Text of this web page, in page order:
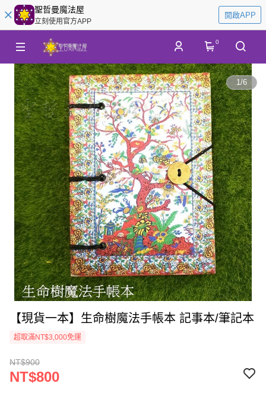
聖哲曼魔法屋
立刻使用官方APP
開啟APP
0
1/6
【現貨一本】生命樹魔法手帳本 記事本/筆記本
超取滿NT$3,000免運
NT$900
NT$800